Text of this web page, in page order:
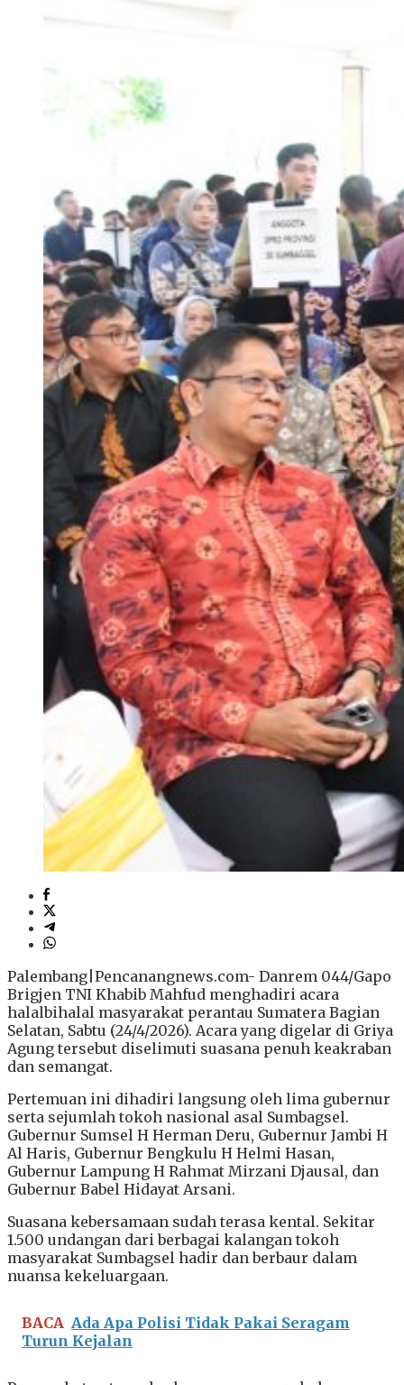
Palembang|Pencanangnews.com- Danrem 044/Gapo
Brigjen TNI Khabib Mahfud menghadiri acara
halalbihalal masyarakat perantau Sumatera Bagian
Selatan, Sabtu (24/4/2026). Acara yang digelar di Griya
Agung tersebut diselimuti suasana penuh keakraban
dan semangat.
Pertemuan ini dihadiri langsung oleh lima gubernur
serta sejumlah tokoh nasional asal Sumbagsel.
Gubernur Sumsel H Herman Deru, Gubernur Jambi H
Al Haris, Gubernur Bengkulu H Helmi Hasan,
Gubernur Lampung H Rahmat Mirzani Djausal, dan
Gubernur Babel Hidayat Arsani.
Suasana kebersamaan sudah terasa kental. Sekitar
1.500 undangan dari berbagai kalangan tokoh
masyarakat Sumbagsel hadir dan berbaur dalam
nuansa kekeluargaan.
BACA Ada Apa Polisi Tidak Pakai Seragam
Turun Kejalan